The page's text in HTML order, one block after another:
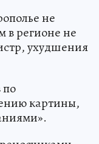
не
в регионе не
ухудшения
картины,